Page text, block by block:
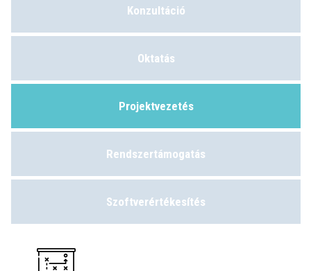
Konzultáció
Oktatás
Projektvezetés
Rendszertámogatás
Szoftverértékesítés